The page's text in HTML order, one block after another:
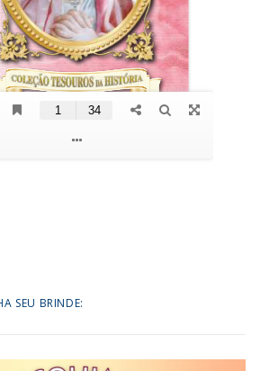
SEU BRINDE: